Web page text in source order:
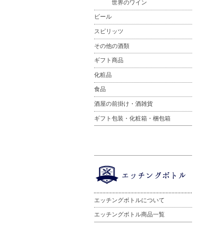
世界のワイン
ビール
スピリッツ
その他の酒類
ギフト商品
化粧品
食品
酒屋の前掛け・酒雑貨
ギフト包装・化粧箱・梱包箱
エッチングボトルについて
エッチングボトル商品一覧